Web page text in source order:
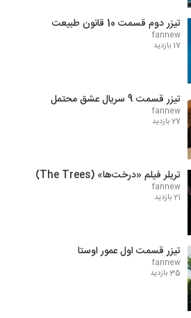
تیزر دوم قسمت 10 قانون طبیعت
fannew
17 بازدید
تیزر قسمت 9 سریال عشق محتمل
fannew
27 بازدید
تریلر فیلم «درخت‌ها» (The Trees)
fannew
21 بازدید
تیزر قسمت اول عمور اوستا
fannew
35 بازدید